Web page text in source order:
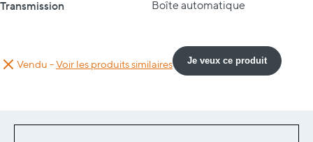
Transmission Boîte automatique
Vendu -Voir les produits similaires Je veux ce produit